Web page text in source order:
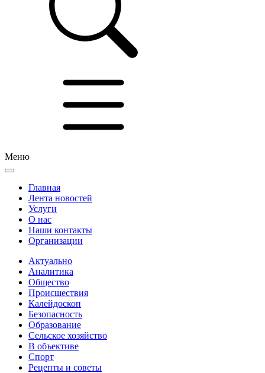
Меню
Главная
Лента новостей
Услуги
О нас
Наши контакты
Организации
Актуально
Аналитика
Общество
Происшествия
Калейдоскоп
Безопасность
Образование
Сельское хозяйство
В объективе
Спорт
Рецепты и советы